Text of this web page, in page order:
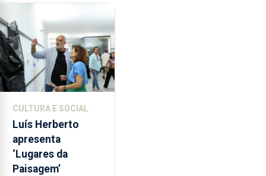
CULTURA E SOCIAL
Luís Herberto
apresenta
‘Lugares da
Paisagem’